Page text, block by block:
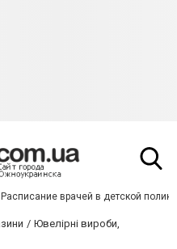
Расписание врачей в детской
Ювелірні вироби,